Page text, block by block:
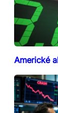
Americké